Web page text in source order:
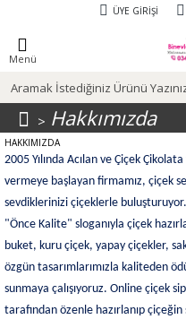
ÜYE GIRIŞI
Menü
Hakkımızda
HAKKIMIZDA
2005 Yılında Acılan ve Çiçek
vermeye başlayan firmamız, çiçek
sevdiklerinizi çiçeklerle
"Önce Kalite" sloganıyla çiçek
buket, kuru çiçek, yapay çiçekler,
özgün tasarımlarımızla kaliteden
sunmaya çalışıyoruz. Online çiçek
tarafından özenle hazırlanıp